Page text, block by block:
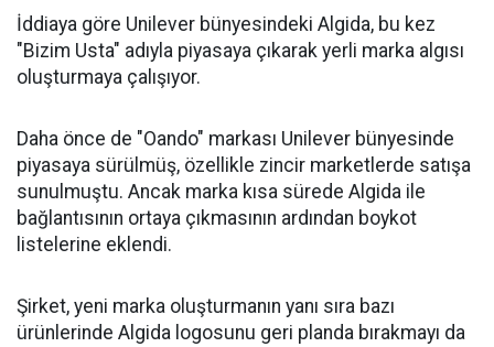
İddiaya göre Unilever bünyesindeki Algida, bu kez
"Bizim Usta" adıyla piyasaya çıkarak yerli marka algısı
oluşturmaya çalışıyor.
Daha önce de "Oando" markası Unilever bünyesinde
piyasaya sürülmüş, özellikle zincir marketlerde satışa
sunulmuştu. Ancak marka kısa sürede Algida ile
bağlantısının ortaya çıkmasının ardından boykot
listelerine eklendi.
Şirket, yeni marka oluşturmanın yanı sıra bazı
ürünlerinde Algida logosunu geri planda bırakmayı da